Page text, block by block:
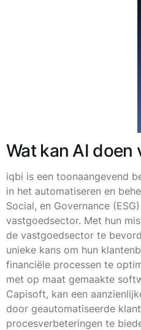
Wat kan AI doen
iqbi is een toonaangevend
in het automatiseren en
Social, en Governance
vastgoedsector. Met hun
de vastgoedsector te
unieke kans om hun
financiële processen te
met op maat gemaakte
Capisoft, kan een
door geautomatiseerde
procesverbeteringen te